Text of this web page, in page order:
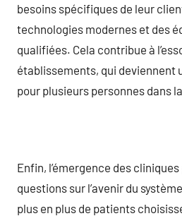
besoins spécifiques de leur
technologies modernes et des
qualifiées. Cela contribue à
établissements, qui deviennent
pour plusieurs personnes dans
Enfin, l’émergence des
questions sur l’avenir du
plus en plus de patients